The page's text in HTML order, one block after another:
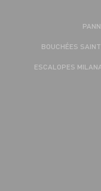
BOUCHÉES
ESCALOPES